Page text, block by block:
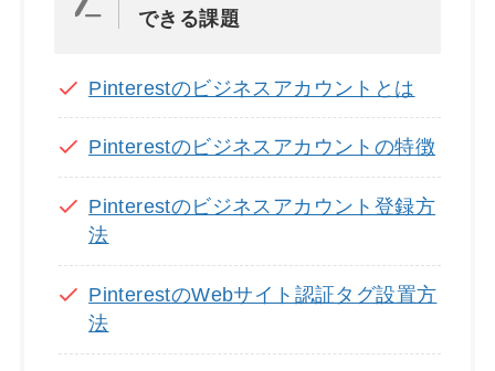
できる課題
Pinterestのビジネスアカウントとは
Pinterestのビジネスアカウントの特徴
Pinterestのビジネスアカウント登録方
法
PinterestのWebサイト認証タグ設置方
法